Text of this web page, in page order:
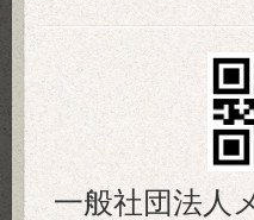
一般社団法人